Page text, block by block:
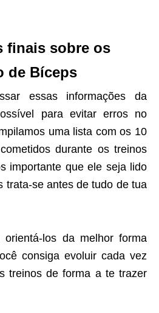
finais sobre os
de Bíceps
essas informações da
para evitar erros no
uma lista com os 10
durante os treinos
importante que ele seja lido
trata-se antes de tudo de tua
orientá-los da melhor forma
consiga evoluir cada vez
treinos de forma a te trazer